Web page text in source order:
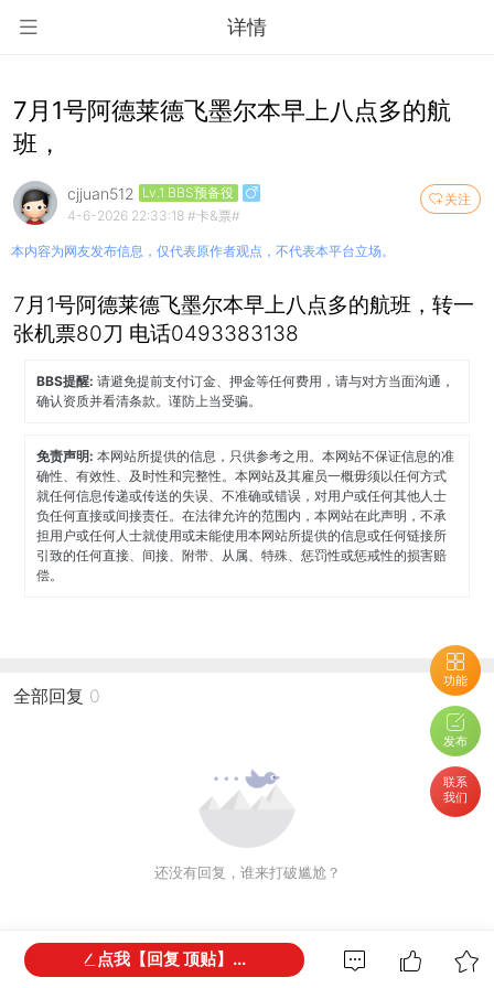
详情
功能
发布
联系
我们
7月1号阿德莱德飞墨尔本早上八点多的航
班，
关注
cjjuan512 Lv.1 BBS预备役
4-6-2026 22:33:18 #卡&票#
本内容为网友发布信息，仅代表原作者观点，不代表本平台立场。
7月1号阿德莱德飞墨尔本早上八点多的航班，转一
张机票80刀 电话0493383138
BBS提醒:请避免提前支付订金、押金等任何费用，请与对方当面沟通，
确认资质并看清条款。谨防上当受骗。
免责声明:本网站所提供的信息，只供参考之用。本网站不保证信息的准
确性、有效性、及时性和完整性。本网站及其雇员一概毋须以任何方式
就任何信息传递或传送的失误、不准确或错误，对用户或任何其他人士
负任何直接或间接责任。在法律允许的范围内，本网站在此声明，不承
担用户或任何人士就使用或未能使用本网站所提供的信息或任何链接所
引致的任何直接、间接、附带、从属、特殊、惩罚性或惩戒性的损害赔
偿。
全部回复 0
还没有回复，谁来打破尴尬？
网友都在看
点我【回复 顶贴】...